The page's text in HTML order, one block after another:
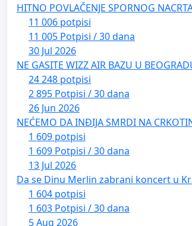
HITNO POVLAČENJE SPORNOG
11 006 potpisi
11 005 Potpisi / 30 dana
30 Jul 2026
NE GASITE WIZZ AIR BAZU U
24 248 potpisi
2 895 Potpisi / 30 dana
26 Jun 2026
NEĆEMO DA INĐIJA SMRDI NA
1 609 potpisi
1 609 Potpisi / 30 dana
13 Jul 2026
Da se Dinu Merlin zabrani koncert u
1 604 potpisi
1 603 Potpisi / 30 dana
5 Aug 2026